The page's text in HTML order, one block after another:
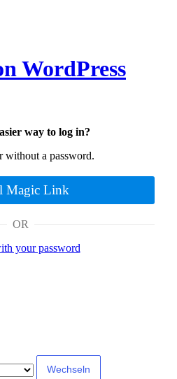
WordPress
way to log in?
without a password.
Magic Link
OR
your password